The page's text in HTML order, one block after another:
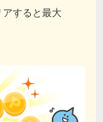
すると最大